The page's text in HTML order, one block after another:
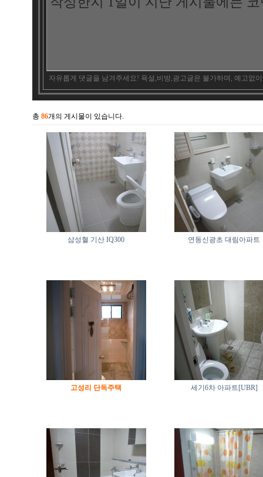
자유롭게 댓글을 남겨주세요! 욕설,비방,광고글은 불가하며, 예고없
총 86개의 게시물이 있습니다.
삼성혈 기산 IQ300 연동신광초 대림아파트
고성리 단독주택 세기6차 아파트[UBR]